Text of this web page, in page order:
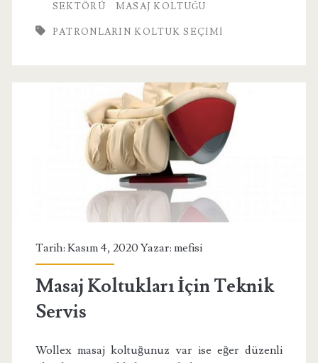
SEKTÖRÜ
MASAJ KOLTUĞU
PATRONLARIN KOLTUK SEÇIMI
Tarih: Kasım 4, 2020 Yazar: mefisi
Masaj Koltukları İçin Teknik
Servis
Wollex masaj koltuğunuz var ise eğer düzenli